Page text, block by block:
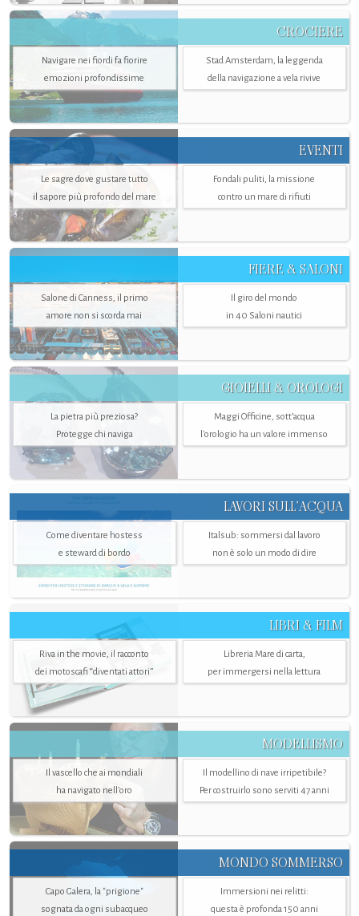
CROCIERE
Navigare nei fiordi fa fiorire
emozioni profondissime
Stad Amsterdam, la leggenda
della navigazione a vela rivive
EVENTI
Le sagre dove gustare tutto
il sapore più profondo del mare
Fondali puliti, la missione
contro un mare di rifiuti
FIERE & SALONI
Salone di Canness, il primo
amore non si scorda mai
Il giro del mondo
in 40 Saloni nautici
GIOIELLI & OROLOGI
La pietra più preziosa?
Protegge chi naviga
Maggi Officine, sott’acqua
l'orologio ha un valore immenso
LAVORI SULL’ACQUA
Come diventare hostess
e steward di bordo
Italsub: sommersi dal lavoro
non è solo un modo di dire
LIBRI & FILM
Riva in the movie, il racconto
dei motoscafi “diventati attori”
Libreria Mare di carta,
per immergersi nella lettura
MODELLISMO
Il vascello che ai mondiali
ha navigato nell’oro
Il modellino di nave irripetibile?
Per costruirlo sono serviti 47 anni
MONDO SOMMERSO
Capo Galera, la "prigione"
sognata da ogni subacqueo
Immersioni nei relitti:
questa è profonda 150 anni